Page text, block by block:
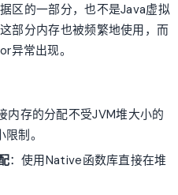
区的一部分，也不是Java虚拟
部分内存也被频繁地使用，而
异常出现。
内存的分配不受JVM堆大小的
制。
：使用Native函数库直接在堆